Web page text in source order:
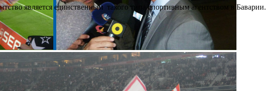
является единственным такого типа спортивным агентством в Баварии.